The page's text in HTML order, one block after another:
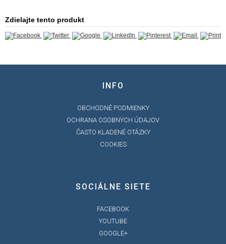
Zdielajte tento produkt
INFO
OBCHODNÉ PODMIENKY
OCHRANA OSOBNÝCH ÚDAJOV
ČASTO KLADENÉ OTÁZKY
COOKIES
SOCIÁLNE SIETE
FACEBOOK
YOUTUBE
GOOGLE+